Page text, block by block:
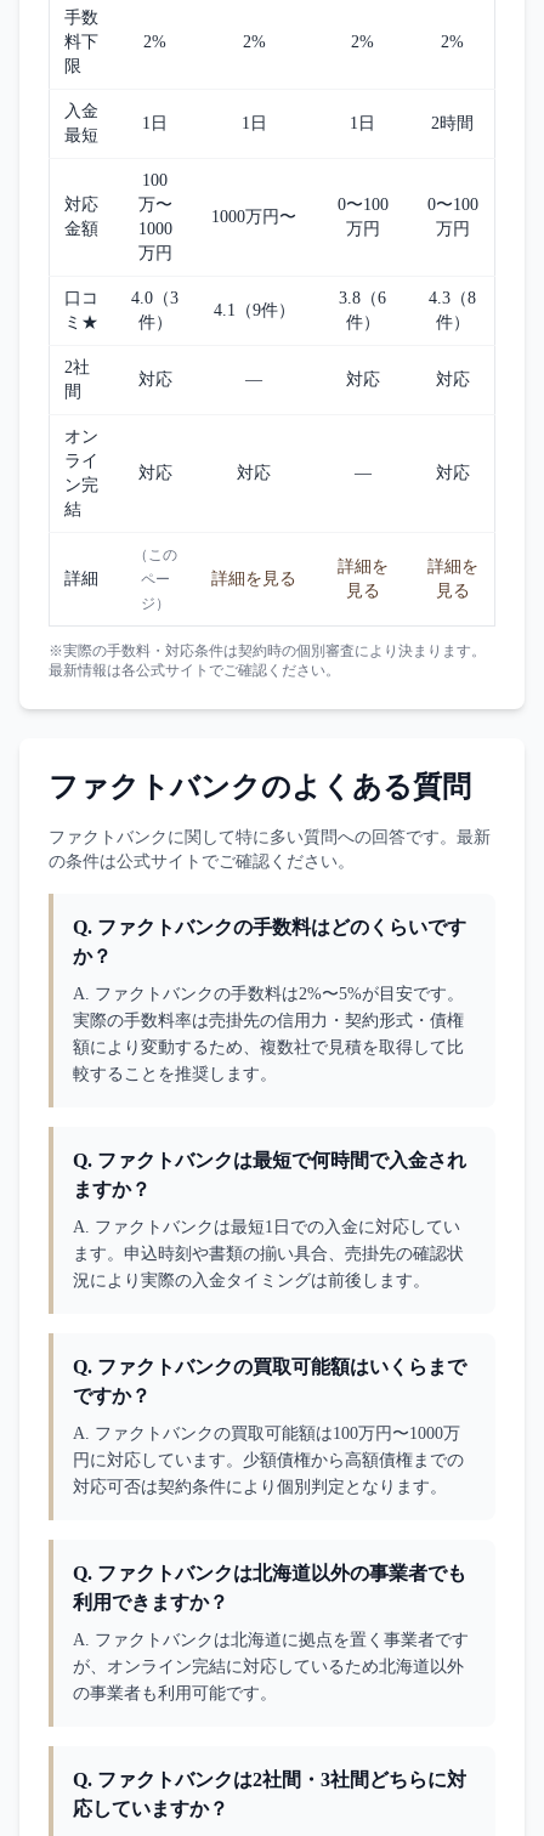
手数
料下
限
2% 2% 2% 2%
入金
最短
1日 1日 1日 2時間
対応
金額
100
万〜
1000
万円
1000万円〜
0〜100
万円
0〜100
万円
口コ
ミ★
4.0（3
件）
4.1（9件）
3.8（6
件）
4.3（8
件）
2社
間
対応 — 対応 対応
オン
ライ
ン完
結
対応 対応 — 対応
詳細
（この
ペー
ジ）
詳細を見る
詳細を
見る
詳細を
見る
※実際の手数料・対応条件は契約時の個別審査により決まります。
最新情報は各公式サイトでご確認ください。
ファクトバンクのよくある質問
ファクトバンク に関して特に多い質問への回答です。最新
の条件は公式サイトでご確認ください。
Q. ファクトバンクの手数料はどのくらいです
か？
A. ファクトバンクの手数料は2%〜5%が目安です。
実際の手数料率は売掛先の信用力・契約形式・債権
額により変動するため、複数社で見積を取得して比
較することを推奨します。
Q. ファクトバンクは最短で何時間で入金され
ますか？
A. ファクトバンクは最短1日での入金に対応してい
ます。申込時刻や書類の揃い具合、売掛先の確認状
況により実際の入金タイミングは前後します。
Q. ファクトバンクの買取可能額はいくらまで
ですか？
A. ファクトバンクの買取可能額は100万円〜1000万
円に対応しています。少額債権から高額債権までの
対応可否は契約条件により個別判定となります。
Q. ファクトバンクは北海道以外の事業者でも
利用できますか？
A. ファクトバンクは北海道に拠点を置く事業者です
が、オンライン完結に対応しているため北海道以外
の事業者も利用可能です。
Q. ファクトバンクは2社間・3社間どちらに対
応していますか？